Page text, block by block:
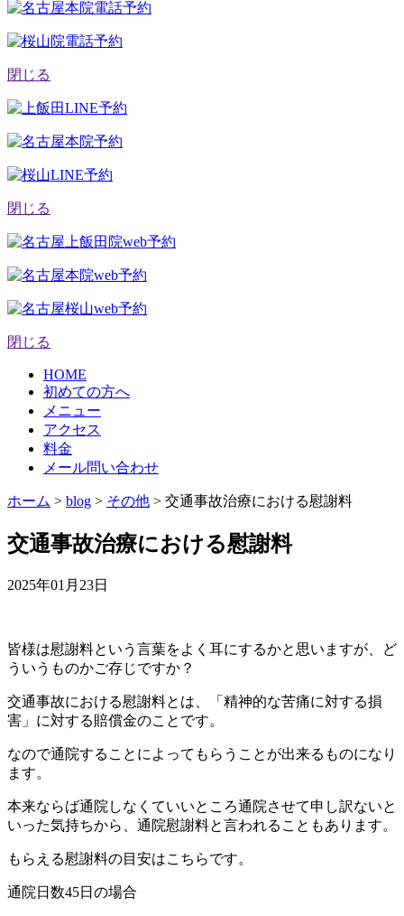
閉じる
閉じる
閉じる
HOME
初めての方へ
メニュー
アクセス
料金
メール問い合わせ
ホーム > blog > その他 > 交通事故治療における慰謝料
交通事故治療における慰謝料
2025年01月23日
皆様は慰謝料という言葉をよく耳にするかと思いますが、ど
ういうものかご存じですか？
交通事故における慰謝料とは、「精神的な苦痛に対する損
害」に対する賠償金のことです。
なので通院することによってもらうことが出来るものになり
ます。
本来ならば通院しなくていいところ通院させて申し訳ないと
いった気持ちから、通院慰謝料と言われることもあります。
もらえる慰謝料の目安はこちらです。
通院日数45日の場合